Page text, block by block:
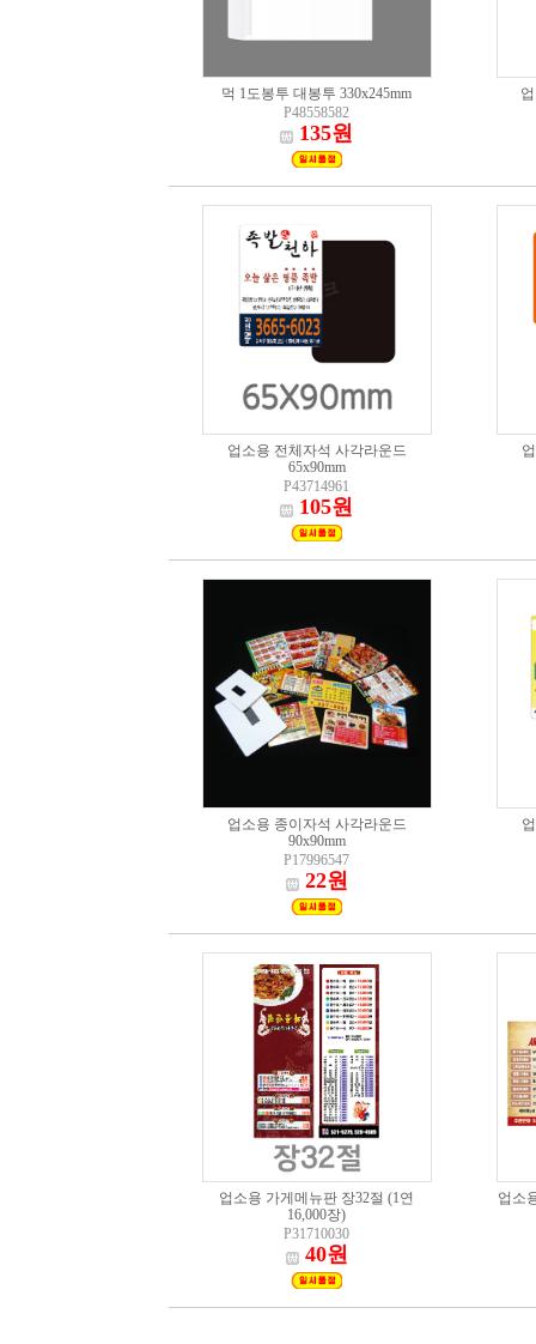
먹 1도봉투 대봉투 330x245mm
P48558582
135원
업소용 전체자석 사각라운드
65x90mm
P43714961
105원
업소용 종이자석 사각라운드
90x90mm
P17996547
22원
업소용 가게메뉴판 장32절 (1연
16,000장)
P31710030
40원
업소